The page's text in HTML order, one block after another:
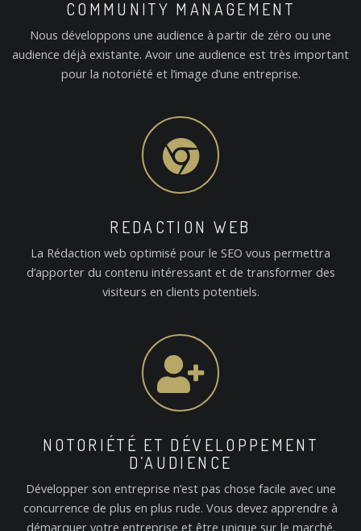
COMMUNITY MANAGEMENT
Nous développons une audience à partir de zéro ou une
audience déjà existante. Avoir une audience est très important
pour la notoriété et l’image d’une entreprise.
REDACTION WEB
La Rédaction web optimisé pour le SEO vous permettra
d’apporter du contenu intéressant et de transformer des
visiteurs en clients potentiels.
NOTORIÉTÉ ET DÉVELOPPEMENT
D’AUDIENCE
Développer son entreprise n’est pas chose facile avec une
concurrence de plus en plus rude. Vous devez apprendre à
démarquer votre entreprise et être unique sur le marché.